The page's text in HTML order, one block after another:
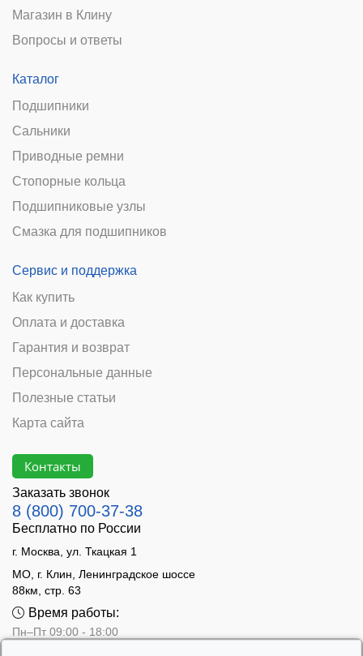
Магазин в Клину
Вопросы и ответы
Каталог
Подшипники
Сальники
Приводные ремни
Стопорные кольца
Подшипниковые узлы
Смазка для подшипников
Сервис и поддержка
Как купить
Оплата и доставка
Гарантия и возврат
Персональные данные
Полезные статьи
Карта сайта
Контакты
Заказать звонок
8 (800) 700-37-38
Бесплатно по России
г. Москва, ул. Ткацкая 1
МО, г. Клин, Ленинградское шоссе
88км, стр. 63
Время работы:
Пн–Пт 09:00 - 18:00